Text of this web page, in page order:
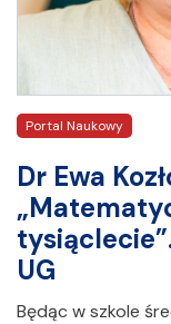
Portal Naukowy
Dr Ewa
UG
Będąc w szkole